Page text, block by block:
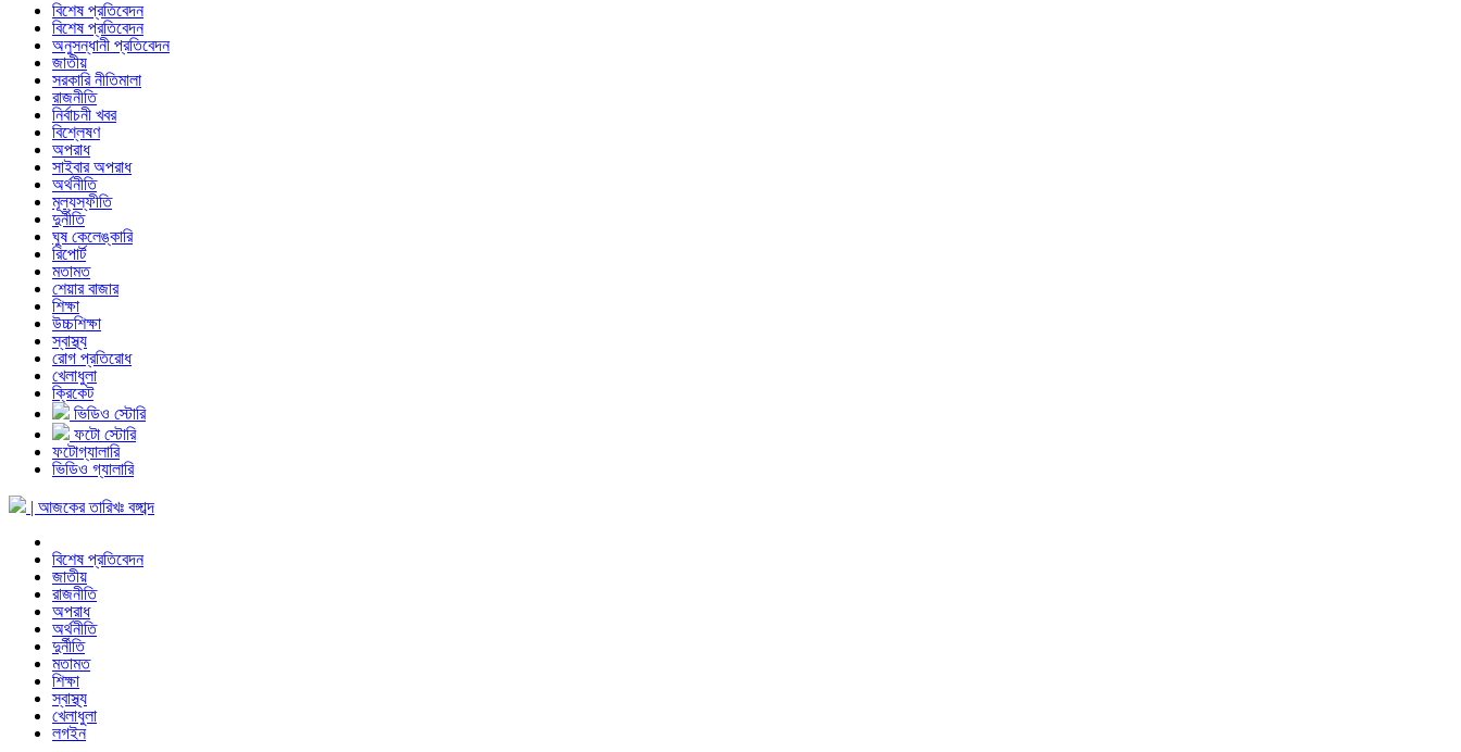
বিশেষ প্রতিবেদন
বিশেষ প্রতিবেদন
অনুসন্ধানী প্রতিবেদন
জাতীয়
সরকারি নীতিমালা
রাজনীতি
নির্বাচনী খবর
বিশ্লেষণ
অপরাধ
সাইবার অপরাধ
অর্থনীতি
মূল্যস্ফীতি
দুর্নীতি
ঘুষ কেলেঙ্কারি
রিপোর্ট
মতামত
শেয়ার বাজার
শিক্ষা
উচ্চশিক্ষা
স্বাস্থ্য
রোগ প্রতিরোধ
খেলাধুলা
ক্রিকেট
ভিডিও স্টোরি
ফটো স্টোরি
ফটোগ্যালারি
ভিডিও গ্যালারি
| আজকের তারিখঃ বঙ্গাব্দ
বিশেষ প্রতিবেদন
জাতীয়
রাজনীতি
অপরাধ
অর্থনীতি
দুর্নীতি
মতামত
শিক্ষা
স্বাস্থ্য
খেলাধুলা
লগইন